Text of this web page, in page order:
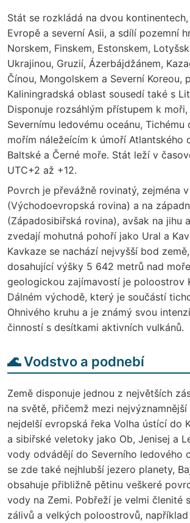
Stát se rozkládá na dvou
Evropě a severní Asii, a sdílí pozemní
Norskem, Finskem, Estonskem,
Ukrajinou, Gruzií, Ázerbájdžánem,
Čínou, Mongolskem a Severní Koreou,
Kaliningradská oblast sousedí také s
Disponuje rozsáhlým přístupem k
Severnímu ledovému oceánu, Tichému
mořím náležeícím k úmoří Atlantského
Baltské a Černé moře. Stát leží v
UTC+2 až +12.
Povrch je převážně rovinatý, zejména
(Východoevropská rovina) a na
(Západosibiřská rovina), avšak na jihu
zvedají mohutná pohoří jako Ural a
Kavkaze se nachází nejvyšší bod
dosahující výšky 5 642 metrů nad
geologickou zajímavostí je poloostrov
Dálném východě, který je součástí
Ohnivého kruhu a je známý svou
činností s desítkami aktivních vulkánů.
🌊 Vodstvo a podnebí
Země disponuje jednou z největších
na světě, přičemž mezi
nejdelší evropská řeka Volha ústící do
a sibiřské veletoky jako Ob, Jenisej a
vody odvádějí do Severního ledového
se zde také nejhlubší jezero planety,
obsahuje přibližně pětinu veškeré
vody na Zemi. Pobřeží je velmi členité
zálivů a velkých poloostrovů, například